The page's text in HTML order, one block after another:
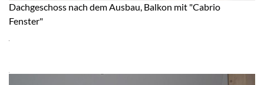
Dachgeschoss nach dem Ausbau, Balkon mit "Cabrio
Fenster"